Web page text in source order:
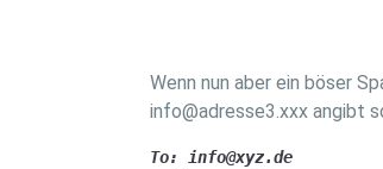
Wenn nun aber ein böser
info@adresse3.xxx angibt
To: info@xyz.de